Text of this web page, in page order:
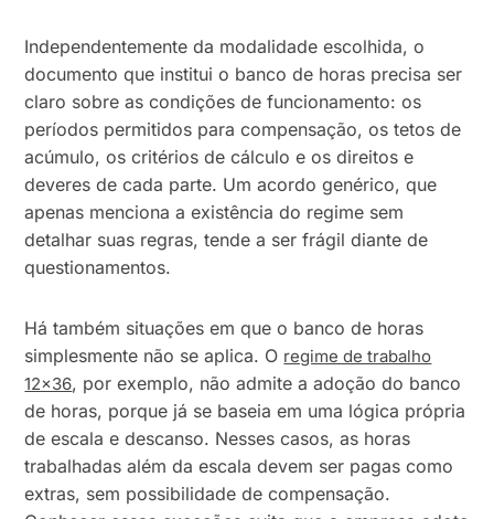
Independentemente da modalidade escolhida, o
documento que institui o banco de horas precisa ser
claro sobre as condições de funcionamento: os
períodos permitidos para compensação, os tetos de
acúmulo, os critérios de cálculo e os direitos e
deveres de cada parte. Um acordo genérico, que
apenas menciona a existência do regime sem
detalhar suas regras, tende a ser frágil diante de
questionamentos.
Há também situações em que o banco de horas
simplesmente não se aplica. O regime de trabalho
12×36, por exemplo, não admite a adoção do banco
de horas, porque já se baseia em uma lógica própria
de escala e descanso. Nesses casos, as horas
trabalhadas além da escala devem ser pagas como
extras, sem possibilidade de compensação.